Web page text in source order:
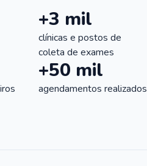
+3 mil
clínicas e postos de
coleta de exames
+50 mil
agendamentos realizados